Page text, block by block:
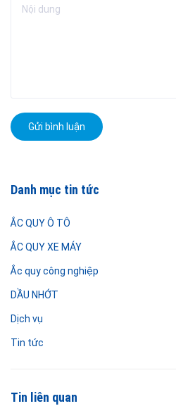
Danh mục tin tức
ẮC QUY Ô TÔ
ẮC QUY XE MÁY
Ắc quy công nghiệp
DẦU NHỚT
Dịch vụ
Tin tức
Tin liên quan
Gửi bình luận